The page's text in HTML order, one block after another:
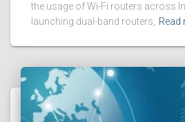
the usage of Wi-Fi routers across
launching dual-band routers, Read